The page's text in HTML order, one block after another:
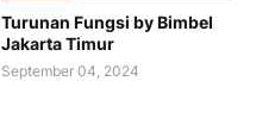
Turunan Fungsi by Bimbel
Jakarta Timur
September 04, 2024